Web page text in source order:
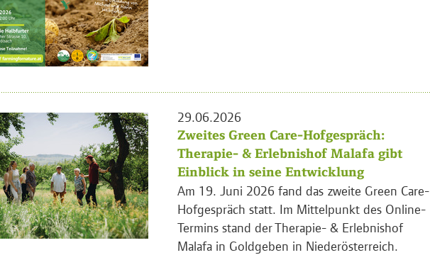
29.06.2026
Zweites Green Care-Hofgespräch:
Therapie- & Erlebnishof Malafa gibt
Einblick in seine Entwicklung
Am 19. Juni 2026 fand das zweite Green Care-
Hofgespräch statt. Im Mittelpunkt des Online-
Termins stand der Therapie- & Erlebnishof
Malafa in Goldgeben in Niederösterreich.